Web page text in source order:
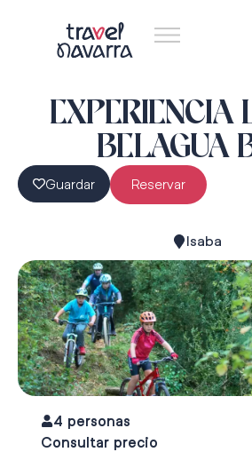
EXPERIENCIA
BELAGUA
Guardar Reservar
Isaba
4 personas
Consultar precio